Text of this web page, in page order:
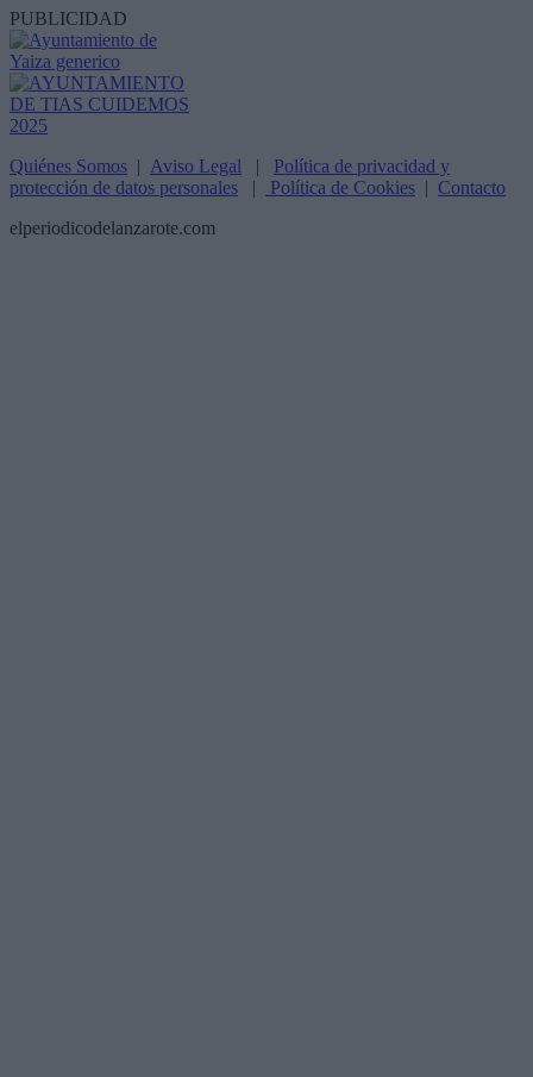
PUBLICIDAD
Quiénes Somos | Aviso Legal | Política de privacidad y
protección de datos personales | Política de Cookies | Contacto
elperiodicodelanzarote.com